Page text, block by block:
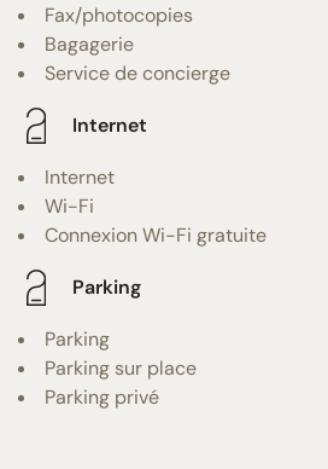
Fax/photocopies
Bagagerie
Service de concierge
Internet
Internet
Wi-Fi
Connexion Wi-Fi gratuite
Parking
Parking
Parking sur place
Parking privé